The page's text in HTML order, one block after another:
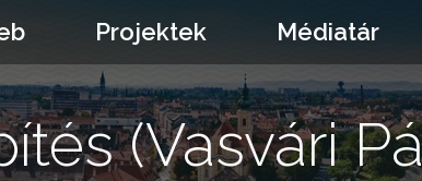
Projektek Médiatár
(Vasvári